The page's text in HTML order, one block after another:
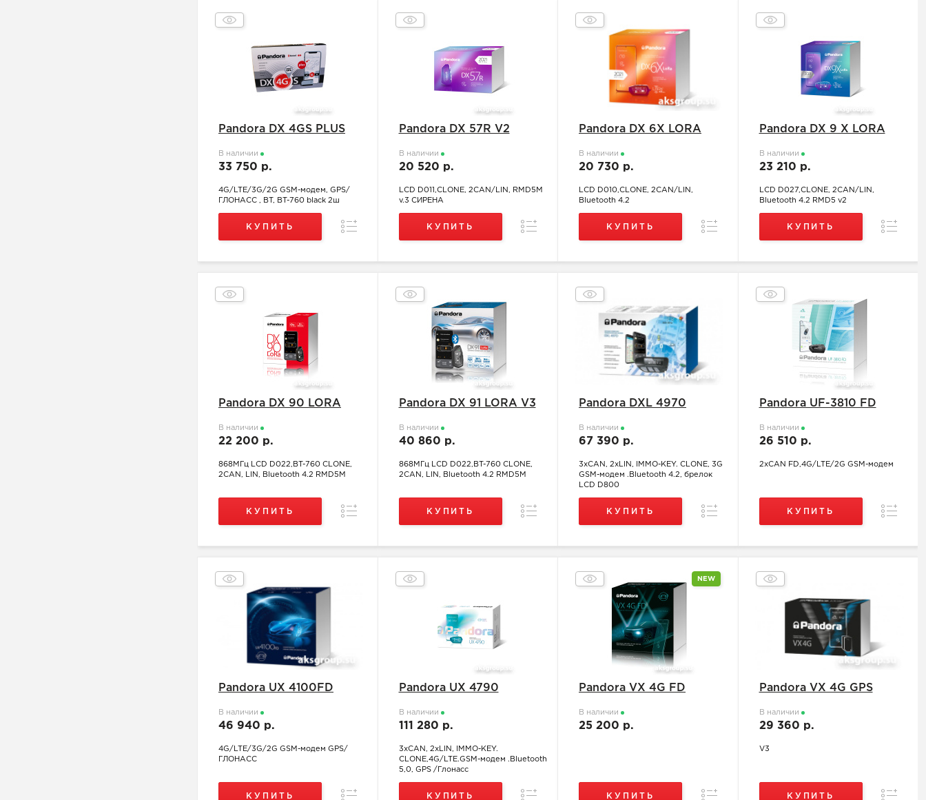
Pandora DX 4GS PLUS
В наличии
33 750 р.
4G/LTE/3G/2G GSM-модем, GPS/
ГЛОНАСС , BT, BT-760 black 2ш
КУПИТЬ Сравнение
Pandora DX 57R V2
В наличии
20 520 р.
LCD D011,CLONE, 2CAN/LIN, RMD5M
v.3 СИРЕНА
КУПИТЬ Сравнение
Pandora DX 6X LORA
В наличии
20 730 р.
LCD D010,CLONE, 2CAN/LIN,
Bluetooth 4.2
КУПИТЬ Сравнение
Pandora DX 9 X LORA
В наличии
23 210 р.
LCD D027,CLONE, 2CAN/LIN,
Bluetooth 4.2 RMD5 v2
КУПИТЬ
Pandora DX 90 LORA
В наличии
22 200 р.
868МГц LCD D022,BT-760 CLONE,
2CAN, LIN, Bluetooth 4.2 RMD5M
КУПИТЬ Сравнение
Pandora DX 91 LORA V3
В наличии
40 860 р.
868МГц LCD D022,BT-760 CLONE,
2CAN, LIN, Bluetooth 4.2 RMD5M
КУПИТЬ Сравнение
Pandora DXL 4970
В наличии
67 390 р.
3хCAN, 2xLIN, IMMO-KEY. CLONE, 3G
GSM-модем .Bluetooth 4.2, брелок
LCD D800
КУПИТЬ Сравнение
Pandora UF-3810 FD
В наличии
26 510 р.
2хCAN FD,4G/LTE/2G GSM-модем
КУПИТЬ
Pandora UX 4100FD
В наличии
46 940 р.
4G/LTE/3G/2G GSM-модем GPS/
ГЛОНАСС
КУПИТЬ Сравнение
Pandora UX 4790
В наличии
111 280 р.
3хCAN, 2xLIN, IMMO-KEY.
CLONE,4G/LTE.GSM-модем .Bluetooth
5,0, GPS /Глонасс
КУПИТЬ Сравнение
NEW
Pandora VX 4G FD
В наличии
25 200 р.
КУПИТЬ Сравнение
Pandora VX 4G GPS
В наличии
29 360 р.
V3
КУПИТЬ